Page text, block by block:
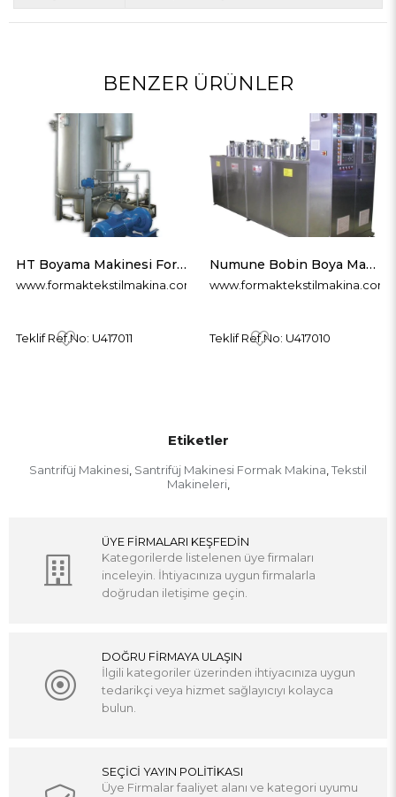
BENZER ÜRÜNLER
HT Boyama Makinesi Formak Makina
www.formaktekstilmakina.com
Teklif Ref.No: U417011
Numune Bobin Boya Makinesi Formak Makina
www.formaktekstilmakina.com
Teklif Ref.No: U417010
Etiketler
Santrifüj Makinesi, Santrifüj Makinesi Formak Makina, Tekstil
Makineleri,
ÜYE FİRMALARI KEŞFEDİN
Kategorilerde listelenen üye firmaları
inceleyin. İhtiyacınıza uygun firmalarla
doğrudan iletişime geçin.
DOĞRU FİRMAYA ULAŞIN
İlgili kategoriler üzerinden ihtiyacınıza uygun
tedarikçi veya hizmet sağlayıcıyı kolayca
bulun.
SEÇİCİ YAYIN POLİTİKASI
Üye Firmalar faaliyet alanı ve kategori uyumu